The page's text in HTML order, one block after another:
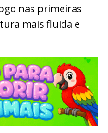
nas primeiras
mais fluida e